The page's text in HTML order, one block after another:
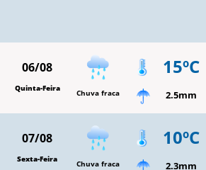
06/08
Quinta-Feira Chuva fraca
15ºC
2.5mm
07/08
Sexta-Feira Chuva fraca
10ºC
2.3mm